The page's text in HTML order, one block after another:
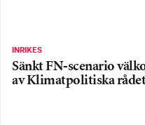
INRIKES
Sänkt FN-scenario
av Klimatpolitiska rådet